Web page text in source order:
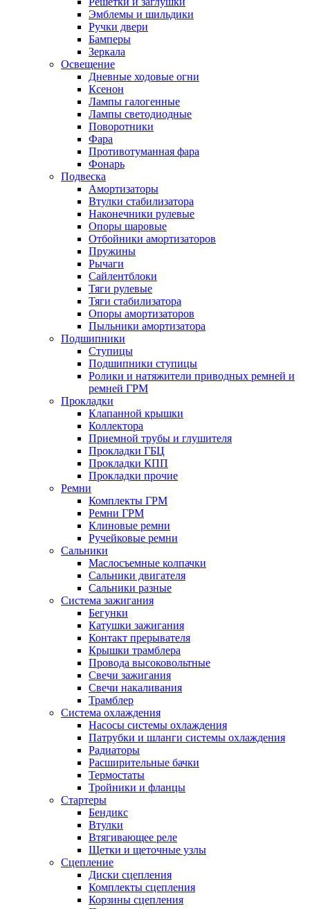
Эмблемы и шильдики
Ручки двери
Бамперы
Зеркала
Освещение
Дневные ходовые огни
Ксенон
Лампы галогенные
Лампы светодиодные
Поворотники
Фара
Противотуманная фара
Фонарь
Подвеска
Амортизаторы
Втулки стабилизатора
Наконечники рулевые
Опоры шаровые
Отбойники амортизаторов
Пружины
Рычаги
Сайлентблоки
Тяги рулевые
Тяги стабилизатора
Опоры амортизаторов
Пыльники амортизатора
Подшипники
Ступицы
Подшипники ступицы
Ролики и натяжители приводных ремней и
ремней ГРМ
Прокладки
Клапанной крышки
Коллектора
Приемной трубы и глушителя
Прокладки ГБЦ
Прокладки КПП
Прокладки прочие
Ремни
Комплекты ГРМ
Ремни ГРМ
Клиновые ремни
Ручейковые ремни
Сальники
Маслосъемные колпачки
Сальники двигателя
Сальники разные
Система зажигания
Бегунки
Катушки зажигания
Контакт прерывателя
Крышки трамблера
Провода высоковольтные
Свечи зажигания
Свечи накаливания
Трамблер
Система охлаждения
Насосы системы охлаждения
Патрубки и шланги системы охлаждения
Радиаторы
Расширительные бачки
Термостаты
Тройники и фланцы
Стартеры
Бендикс
Втулки
Втягивающее реле
Щетки и щеточные узлы
Сцепление
Диски сцепления
Комплекты сцепления
Корзины сцепления